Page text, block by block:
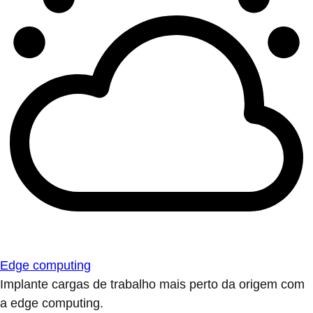
Edge computing
Implante cargas de trabalho mais perto da origem com
a edge computing.